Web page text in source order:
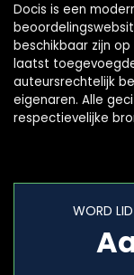
Docis is een
beschikbaar zijn
laatst
auteursrechtelijk
eigenaren. Alle
respectievelijke
WORD